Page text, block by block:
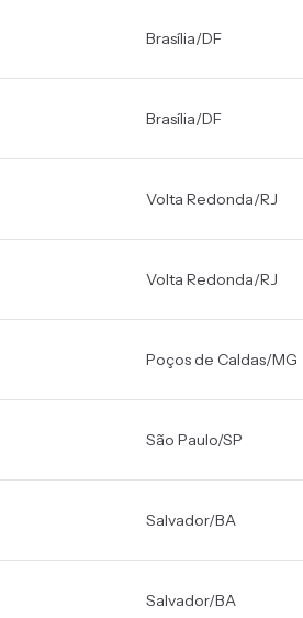
Brasília/DF
Brasília/DF
Volta Redonda/RJ
Volta Redonda/RJ
Poços de Caldas/MG
São Paulo/SP
Salvador/BA
Salvador/BA